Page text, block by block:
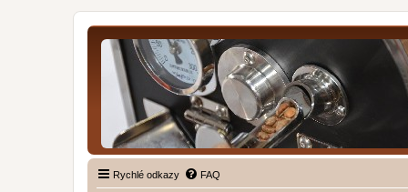
Rychlé odkazy FAQ